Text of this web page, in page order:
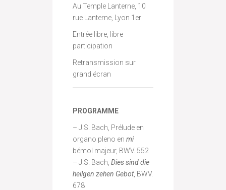
Au Temple Lanterne, 10
rue Lanterne, Lyon 1er
Entrée libre, libre
participation
Retransmission sur
grand écran
PROGRAMME
– J.S. Bach, Prélude en
organo pleno en mi
bémol majeur, BWV. 552
– J.S. Bach, Dies sind die
heilgen zehen Gebot, BWV.
678